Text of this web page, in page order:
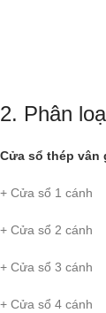
2. Phân
Cửa sổ thép vân
+ Cửa sổ 1 cánh
+ Cửa sổ 2 cánh
+ Cửa sổ 3 cánh
+ Cửa sổ 4 cánh